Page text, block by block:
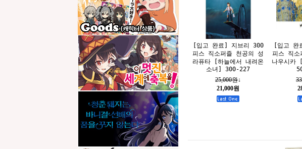
[입고 완료] 지브리 300
피스 직소퍼즐 천공의 성
라퓨타 [하늘에서 내려온
소녀] 300-227
25,000원↓
21,000원
[입고 완
피스 직소
나우시카